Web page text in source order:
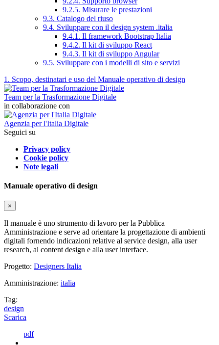
9.2.5. Misurare le prestazioni
9.3. Catalogo del riuso
9.4. Sviluppare con il design system .italia
9.4.1. Il framework Bootstrap Italia
9.4.2. Il kit di sviluppo React
9.4.3. Il kit di sviluppo Angular
9.5. Sviluppare con i modelli di sito e servizi
1. Scopo, destinatari e uso del Manuale operativo di design
Team per la Trasformazione Digitale
in collaborazione con
Agenzia per l'Italia Digitale
Seguici su
Privacy policy
Cookie policy
Note legali
Manuale operativo di design
×
Il manuale è uno strumento di lavoro per la Pubblica
Amministrazione e serve ad orientare la progettazione di ambienti
digitali fornendo indicazioni relative al service design, alla user
research, al content design e alla user interface.
Progetto: Designers Italia
Amministrazione: italia
Tag:
design
Scarica
pdf